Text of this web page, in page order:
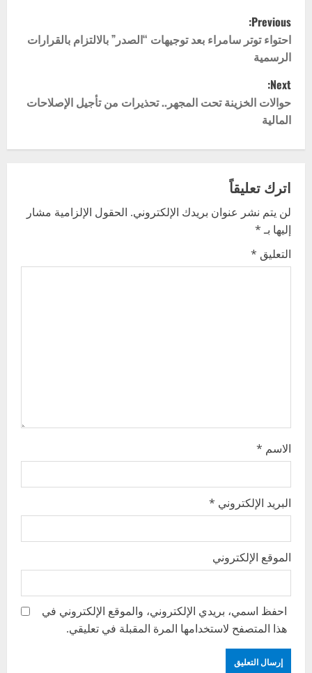
P
o
s
t
n
v
i
g
Previous:
احتواء توتر سامراء بعد توجيهات “الصدر” بالالتزام بالقرارات
الرسمية
Next:
حوالات الخزينة تحت المجهر.. تحذيرات من تأجيل الإصلاحات
المالية
اترك تعليقاً
لن يتم نشر عنوان بريدك الإلكتروني. الحقول الإلزامية مشار
إليها بـ*
التعليق *
الاسم *
البريد الإلكتروني *
الموقع الإلكتروني
احفظ اسمي، بريدي الإلكتروني، والموقع الإلكتروني في
هذا المتصفح لاستخدامها المرة المقبلة في تعليقي.